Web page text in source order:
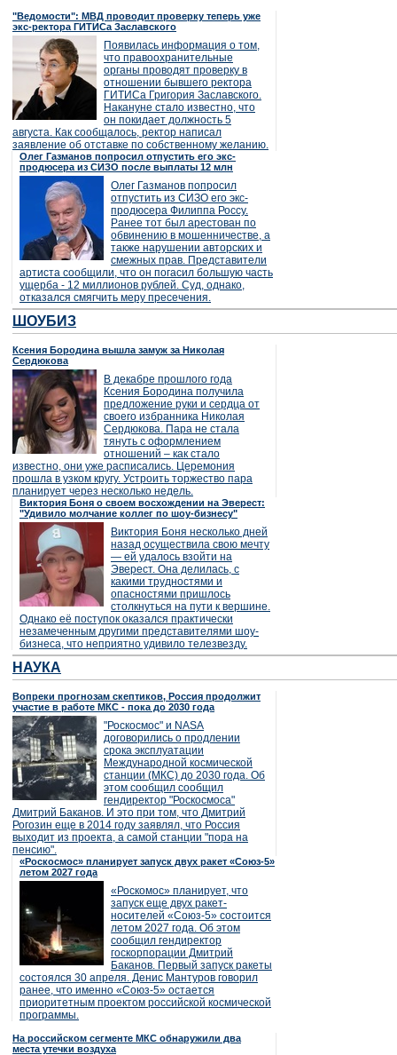
"Ведомости": МВД проводит проверку теперь уже
экс-ректора ГИТИСа Заславского
Появилась информация о том,
что правоохранительные
органы проводят проверку в
отношении бывшего ректора
ГИТИСа Григория Заславского.
Накануне стало известно, что
он покидает должность 5
августа. Как сообщалось, ректор написал
заявление об отставке по собственному желанию.
Олег Газманов попросил отпустить его экс-
продюсера из СИЗО после выплаты 12 млн
Олег Газманов попросил
отпустить из СИЗО его экс-
продюсера Филиппа Россу.
Ранее тот был арестован по
обвинению в мошенничестве, а
также нарушении авторских и
смежных прав. Представители
артиста сообщили, что он погасил большую часть
ущерба - 12 миллионов рублей. Суд, однако,
отказался смягчить меру пресечения.
ШОУБИЗ
Ксения Бородина вышла замуж за Николая
Сердюкова
В декабре прошлого года
Ксения Бородина получила
предложение руки и сердца от
своего избранника Николая
Сердюкова. Пара не стала
тянуть с оформлением
отношений – как стало
известно, они уже расписались. Церемония
прошла в узком кругу. Устроить торжество пара
планирует через несколько недель.
Виктория Боня о своем восхождении на Эверест:
"Удивило молчание коллег по шоу-бизнесу"
Виктория Боня несколько дней
назад осуществила свою мечту
— ей удалось взойти на
Эверест. Она делилась, с
какими трудностями и
опасностями пришлось
столкнуться на пути к вершине.
Однако её поступок оказался практически
незамеченным другими представителями шоу-
бизнеса, что неприятно удивило телезвезду.
НАУКА
Вопреки прогнозам скептиков, Россия продолжит
участие в работе МКС - пока до 2030 года
"Роскосмос" и NASA
договорились о продлении
срока эксплуатации
Международной космической
станции (МКС) до 2030 года. Об
этом сообщил сообщил
гендиректор "Роскосмоса"
Дмитрий Баканов. И это при том, что Дмитрий
Рогозин еще в 2014 году заявлял, что Россия
выходит из проекта, а самой станции "пора на
пенсию".
«Роскосмос» планирует запуск двух ракет «Союз-5»
летом 2027 года
«Роскомос» планирует, что
запуск еще двух ракет-
носителей «Союз-5» состоится
летом 2027 года. Об этом
сообщил гендиректор
госкорпорации Дмитрий
Баканов. Первый запуск ракеты
состоялся 30 апреля. Денис Мантуров говорил
ранее, что именно «Союз-5» остается
приоритетным проектом российской космической
программы.
На российском сегменте МКС обнаружили два
места утечки воздуха